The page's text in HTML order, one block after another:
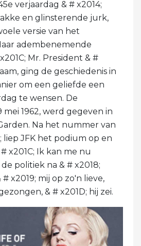
verjaardag & # x2014;
en glinsterende jurk,
versie van het
adembenemende
Mr. President & #
ging de geschiedenis in
om een ​​geliefde een
te wensen. De
mei 1962, werd gegeven in
Na het nummer van
liep JFK het podium op en
x201C; Ik kan me nu
politiek na & # x2018;
x2019; mij op zo'n lieve,
& # x201D; hij zei.